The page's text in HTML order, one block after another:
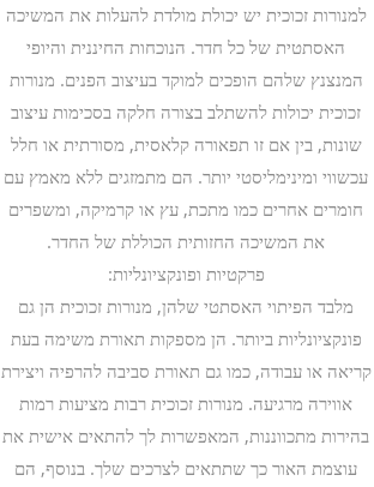
למנורות זכוכית יש יכולת מולדת להעלות את המשיכה
האסתטית של כל חדר. הנוכחות החיננית והיופי
המנצנץ שלהם הופכים למוקד בעיצוב הפנים. מנורות
זכוכית יכולות להשתלב בצורה חלקה בסכימות עיצוב
שונות, בין אם זו תפאורה קלאסית, מסורתית או חלל
עכשווי ומינימליסטי יותר. הם מתמזגים ללא מאמץ עם
חומרים אחרים כמו מתכת, עץ או קרמיקה, ומשפרים
את המשיכה החזותית הכוללת של החדר.
פרקטיות ופונקציונליות:
מלבד הפיתוי האסתטי שלהן, מנורות זכוכית הן גם
פונקציונליות ביותר. הן מספקות תאורת משימה בעת
קריאה או עבודה, כמו גם תאורת סביבה להרפיה ויצירת
אווירה מרגיעה. מנורות זכוכית רבות מציעות רמות
בהירות מתכווננות, המאפשרות לך להתאים אישית את
עוצמת האור כך שתתאים לצרכים שלך. בנוסף, הם